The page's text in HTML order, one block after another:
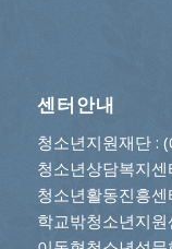
센터안내
청소년지원재단:
청소년상담복지센
청소년활동진흥센
학교밖청소년지원